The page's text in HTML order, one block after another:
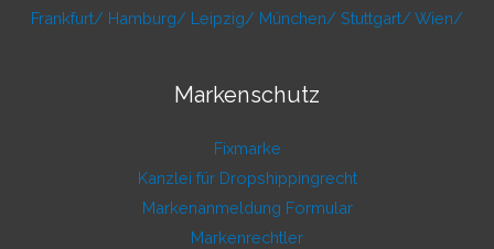
Frankfurt/ Hamburg/ Leipzig/ München/ Stuttgart/ Wien/
Markenschutz
Fixmarke
Kanzlei für Dropshippingrecht
Markenanmeldung Formular
Markenrechtler